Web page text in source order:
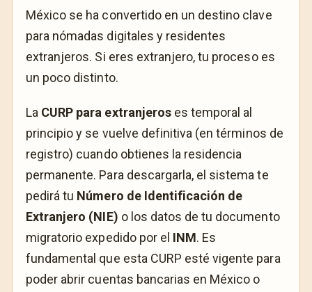
México se ha convertido en un destino clave
para nómadas digitales y residentes
extranjeros. Si eres extranjero, tu proceso es
un poco distinto.
La CURP para extranjeroses temporal al
principio y se vuelve definitiva (en términos de
registro) cuando obtienes la residencia
permanente. Para descargarla, el sistema te
pedirá tu Número de Identificación de
Extranjero (NIE) o los datos de tu documento
migratorio expedido por el INM. Es
fundamental que esta CURP esté vigente para
poder abrir cuentas bancarias en México o